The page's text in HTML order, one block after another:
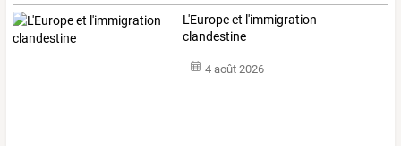
L'Europe et l'immigration
clandestine
4 août 2026